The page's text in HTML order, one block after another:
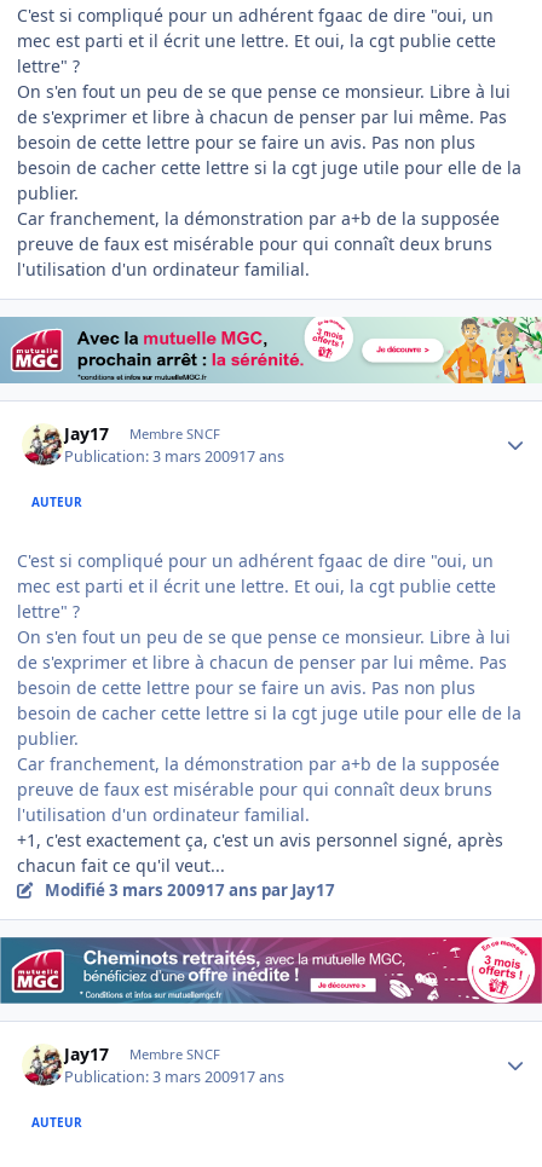
C'est si compliqué pour un adhérent fgaac de dire "oui, un
mec est parti et il écrit une lettre. Et oui, la cgt publie cette
lettre" ?
On s'en fout un peu de se que pense ce monsieur. Libre à lui
de s'exprimer et libre à chacun de penser par lui même. Pas
besoin de cette lettre pour se faire un avis. Pas non plus
besoin de cacher cette lettre si la cgt juge utile pour elle de la
publier.
Car franchement, la démonstration par a+b de la supposée
preuve de faux est misérable pour qui connaît deux bruns
l'utilisation d'un ordinateur familial.
Jay17 Membre SNCF
Publication:3 mars 200917 ans
AUTEUR
C'est si compliqué pour un adhérent fgaac de dire "oui, un
mec est parti et il écrit une lettre. Et oui, la cgt publie cette
lettre" ?
On s'en fout un peu de se que pense ce monsieur. Libre à lui
de s'exprimer et libre à chacun de penser par lui même. Pas
besoin de cette lettre pour se faire un avis. Pas non plus
besoin de cacher cette lettre si la cgt juge utile pour elle de la
publier.
Car franchement, la démonstration par a+b de la supposée
preuve de faux est misérable pour qui connaît deux bruns
l'utilisation d'un ordinateur familial.
+1, c'est exactement ça, c'est un avis personnel signé, après
chacun fait ce qu'il veut...
Modifié3 mars 200917 ans par Jay17
Jay17 Membre SNCF
Publication:3 mars 200917 ans
AUTEUR